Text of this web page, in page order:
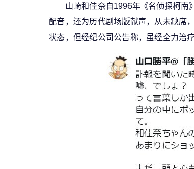
山崎和佳奈自1996年《名侦探柯南
配音，还为历代剧场版献声，从未缺席
状态，但经纪公司公告称，虽经全力治